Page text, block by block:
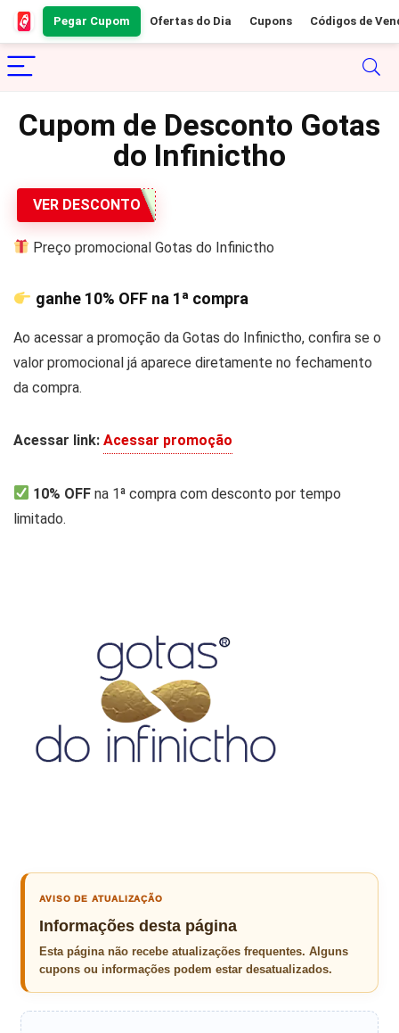
Pegar Cupom Ofertas do Dia Cupons Códigos de
Cupom de Desconto Gotas
do Infinictho
VER DESCONTO
Preço promocional Gotas do Infinictho
ganhe 10% OFFna 1ª compra
Ao acessar a promoção da Gotas do Infinictho, confira se o
valor promocional já aparece diretamente no fechamento
da compra.
Acessar link: Acessar promoção
10% OFF na 1ª compra com desconto por tempo
limitado.
AVISO DE ATUALIZAÇÃO
Informações desta página
Esta página não recebe atualizações frequentes. Alguns
cupons ou informações podem estar desatualizados.